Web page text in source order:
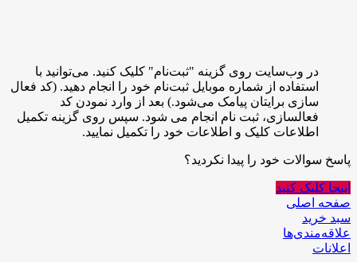
در وب‌سایت روی گزینه "ثبت‌نام" کلیک کنید. می‌توانید با
استفاده از شماره موبایل ثبت‌نام خود را انجام دهید. (کد فعال
سازی برایتان پیامک می‌شود.) بعد از وارد نمودن کد
فعالسازی، ثبت نام انجام می شود. سپس روی گزینه تکمیل
اطلاعات کلیک و اطلاعات خود را تکمیل نمایید.
پاسخ سوالات خود را پیدا نکردید؟
اینجا کلیک کنید
صفحه اصلی
سبد خرید
علاقه‌مندی‌ها
اعلانات